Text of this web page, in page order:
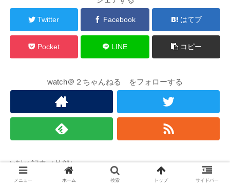
Twitter Facebook はてブ
Pocket LINE コピー
watch＠２ちゃんねる をフォローする
お勧め記事（外部）
メニュー ホーム 検索 トップ サイドバー